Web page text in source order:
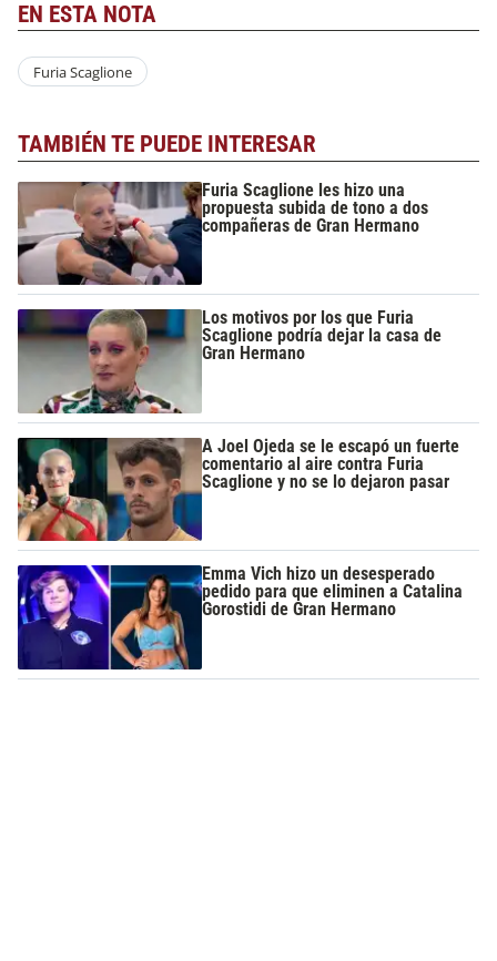
EN ESTA NOTA
Furia Scaglione
TAMBIÉN TE PUEDE INTERESAR
Furia Scaglione les hizo una
propuesta subida de tono a dos
compañeras de Gran Hermano
Los motivos por los que Furia
Scaglione podría dejar la casa de
Gran Hermano
A Joel Ojeda se le escapó un fuerte
comentario al aire contra Furia
Scaglione y no se lo dejaron pasar
Emma Vich hizo un desesperado
pedido para que eliminen a Catalina
Gorostidi de Gran Hermano